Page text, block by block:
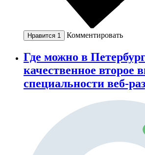
Нравится 1 Комментировать
Где можно в
качественное второе
специальности веб-